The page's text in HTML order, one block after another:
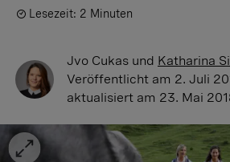
Lesezeit: 2 Minuten
Jvo Cukas und Katharina
Veröffentlicht am 2. Juli
aktualisiert am 23. Mai